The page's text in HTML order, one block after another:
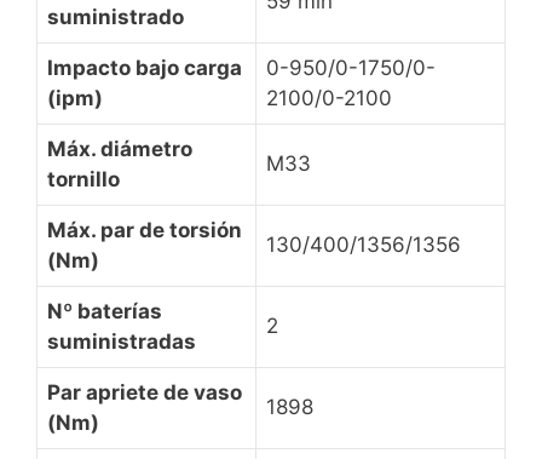
suministrado
Impacto bajo carga
(ipm)
0-950/0-1750/0-
2100/0-2100
Máx. diámetro
tornillo
M33
Máx. par de torsión
(Nm)
130/400/1356/1356
Nº baterías
suministradas
2
Par apriete de vaso
(Nm)
1898